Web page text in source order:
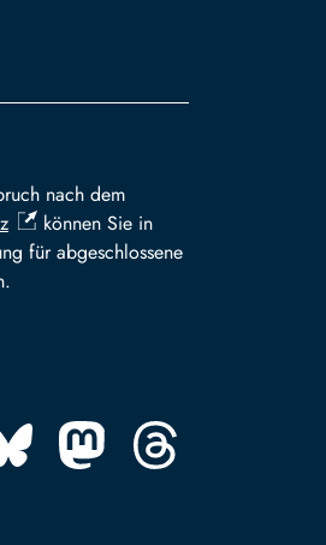
nach dem
können Sie in
für abgeschlossene